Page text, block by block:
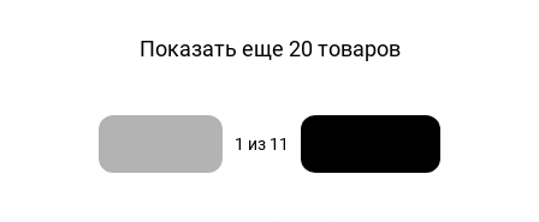
Показать еще 20 товаров
1 из 11